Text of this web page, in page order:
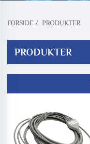
FORSIDE / PRODUKTER
PRODUKTER